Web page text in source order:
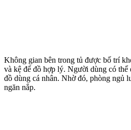
Không gian bên trong tủ được bố trí
và kệ để đồ hợp lý. Người dùng có thể
đồ dùng cá nhân. Nhờ đó, phòng ngủ
ngăn nắp.